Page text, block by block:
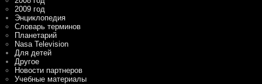
2009 год
Энциклопедия
Словарь терминов
Планетарий
Nasa Television
Для детей
Другое
Новости партнеров
Учебные материалы